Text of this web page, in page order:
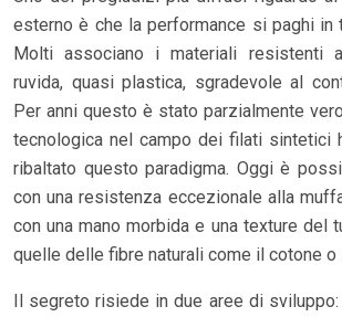
esterno è che la performance si paghi in
Molti associano i materiali resistenti
ruvida, quasi plastica, sgradevole al
Per anni questo è stato parzialmente
tecnologica nel campo dei filati sintetici
ribaltato questo paradigma. Oggi è
con una resistenza eccezionale alla
con una mano morbida e una texture del
quelle delle fibre naturali come il cotone o
Il segreto risiede in due aree di